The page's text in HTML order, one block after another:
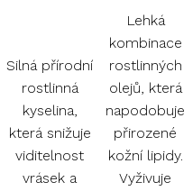
Silná přírodní
rostlinná
kyselina,
která snižuje
viditelnost
vrásek a
Lehká
kombinace
rostlinných
olejů, která
napodobuje
přirozené
kožní lipidy.
Vyživuje